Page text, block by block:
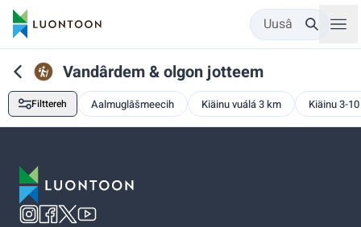
Uusâ
Vandârdem & olgon jotteem
Filttereh Aalmuglâšmeecih Kiäinu vuálá 3 km Kiäinu 3-